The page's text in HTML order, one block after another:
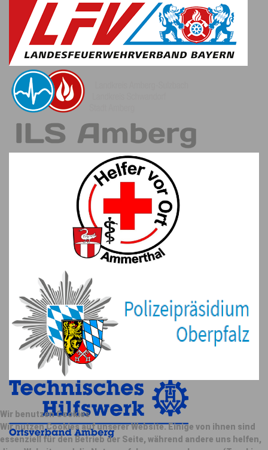
Wir benutzen Cookies
Wir nutzen Cookies auf unserer Website. Einige von ihnen sind
essenziell für den Betrieb der Seite, während andere uns helfen,